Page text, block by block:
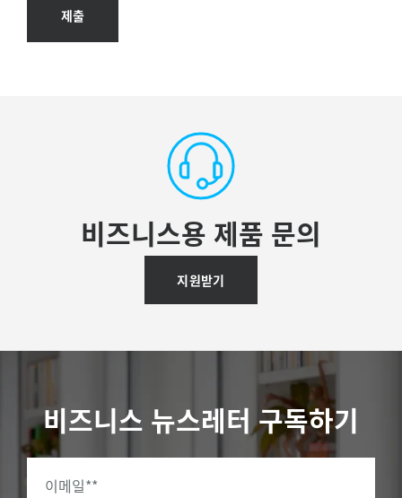
제출
비즈니스용 제품 문의
지원받기
비즈니스 뉴스레터 구독하기
이메일**